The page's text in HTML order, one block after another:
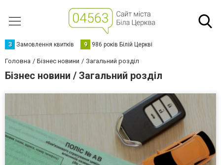
З Замовлення квитків 9 986 років Білій Церкві
Головна Бізнес новини Загальний розділ
Бізнес новини / Загальний розділ